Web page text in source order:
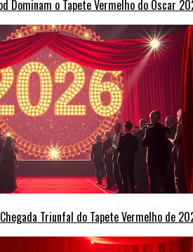
Dominam o Tapete Vermelho do Oscar
Triunfal do Tapete Vermelho de